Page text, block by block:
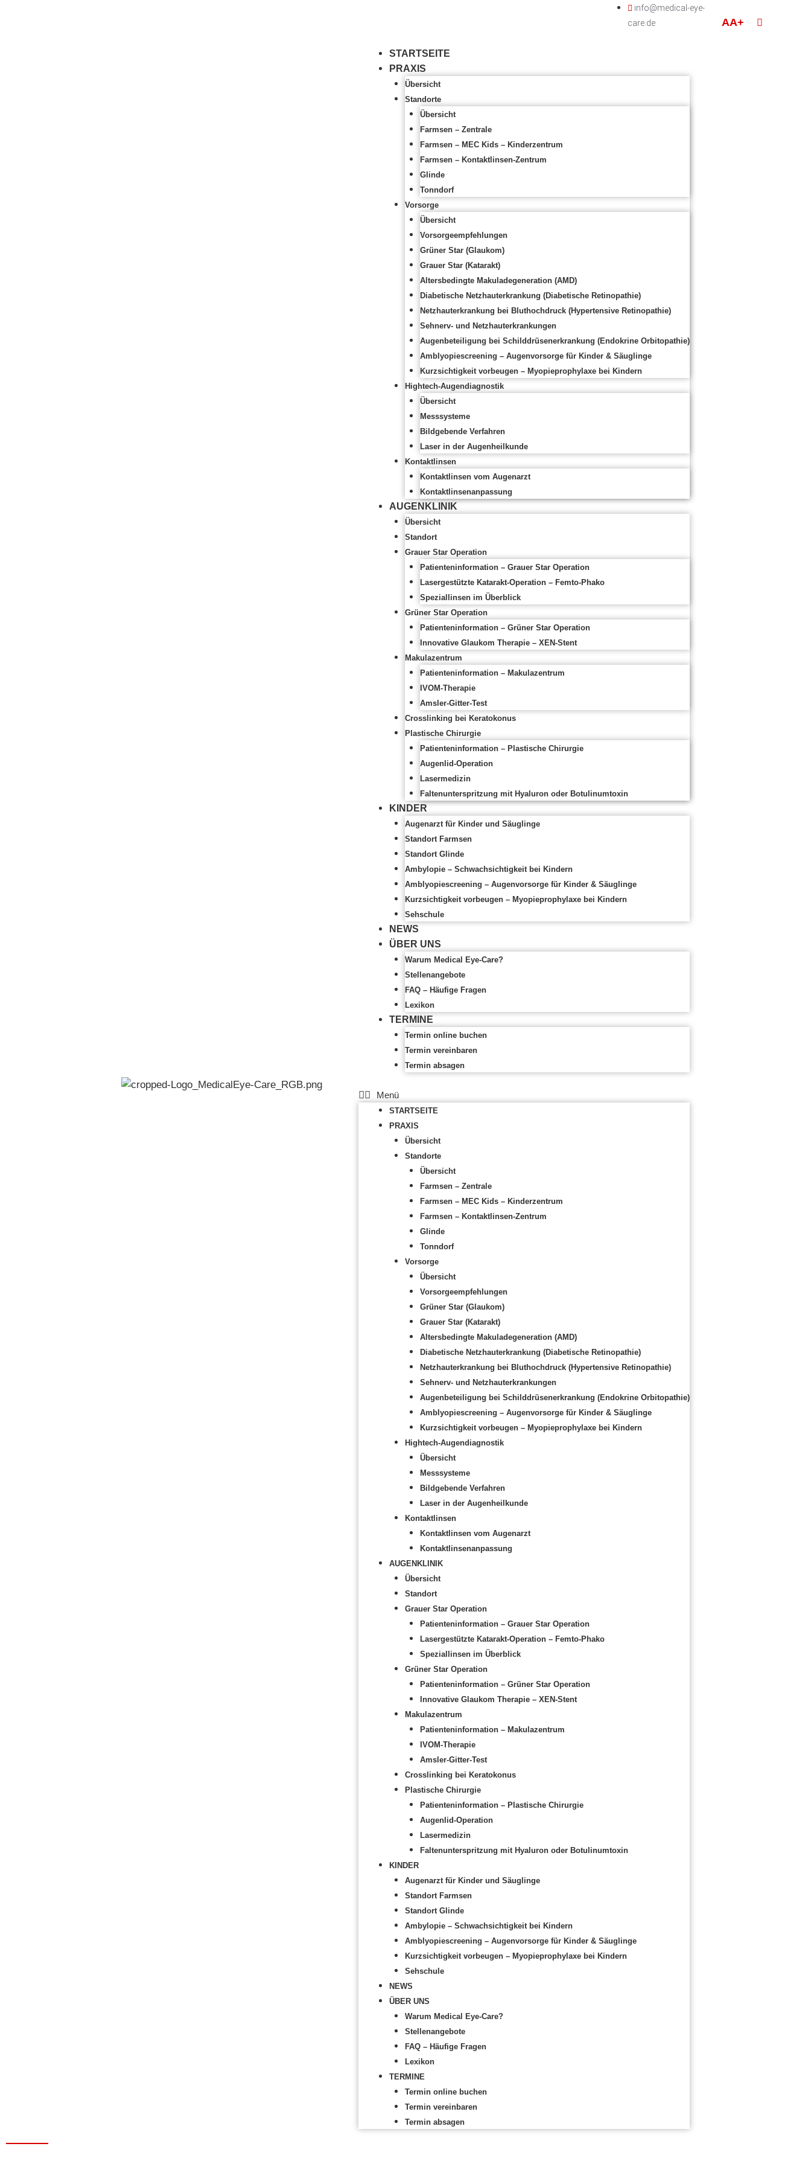
info@medical-eye-
care.de
AA+
STARTSEITE
PRAXIS
Übersicht
Standorte
Übersicht
Farmsen – Zentrale
Farmsen – MEC Kids – Kinderzentrum
Farmsen – Kontaktlinsen-Zentrum
Glinde
Tonndorf
Vorsorge
Übersicht
Vorsorgeempfehlungen
Grüner Star (Glaukom)
Grauer Star (Katarakt)
Altersbedingte Makuladegeneration (AMD)
Diabetische Netzhauterkrankung (Diabetische Retinopathie)
Netzhauterkrankung bei Bluthochdruck (Hypertensive Retinopathie)
Sehnerv- und Netzhauterkrankungen
Augenbeteiligung bei Schilddrüsenerkrankung (Endokrine Orbitopathie)
Amblyopiescreening – Augenvorsorge für Kinder & Säuglinge
Kurzsichtigkeit vorbeugen – Myopieprophylaxe bei Kindern
Hightech-Augendiagnostik
Übersicht
Messsysteme
Bildgebende Verfahren
Laser in der Augenheilkunde
Kontaktlinsen
Kontaktlinsen vom Augenarzt
Kontaktlinsenanpassung
AUGENKLINIK
Übersicht
Standort
Grauer Star Operation
Patienteninformation – Grauer Star Operation
Lasergestützte Katarakt-Operation – Femto-Phako
Speziallinsen im Überblick
Grüner Star Operation
Patienteninformation – Grüner Star Operation
Innovative Glaukom Therapie – XEN-Stent
Makulazentrum
Patienteninformation – Makulazentrum
IVOM-Therapie
Amsler-Gitter-Test
Crosslinking bei Keratokonus
Plastische Chirurgie
Patienteninformation – Plastische Chirurgie
Augenlid-Operation
Lasermedizin
Faltenunterspritzung mit Hyaluron oder Botulinumtoxin
KINDER
Augenarzt für Kinder und Säuglinge
Standort Farmsen
Standort Glinde
Ambylopie – Schwachsichtigkeit bei Kindern
Amblyopiescreening – Augenvorsorge für Kinder & Säuglinge
Kurzsichtigkeit vorbeugen – Myopieprophylaxe bei Kindern
Sehschule
NEWS
ÜBER UNS
Warum Medical Eye-Care?
Stellenangebote
FAQ – Häufige Fragen
Lexikon
TERMINE
Termin online buchen
Termin vereinbaren
Termin absagen
STARTSEITE
PRAXIS
Übersicht
Standorte
Übersicht
Farmsen – Zentrale
Farmsen – MEC Kids – Kinderzentrum
Farmsen – Kontaktlinsen-Zentrum
Glinde
Tonndorf
Vorsorge
Übersicht
Vorsorgeempfehlungen
Grüner Star (Glaukom)
Grauer Star (Katarakt)
Altersbedingte Makuladegeneration (AMD)
Diabetische Netzhauterkrankung (Diabetische Retinopathie)
Netzhauterkrankung bei Bluthochdruck (Hypertensive Retinopathie)
Sehnerv- und Netzhauterkrankungen
Augenbeteiligung bei Schilddrüsenerkrankung (Endokrine Orbitopathie)
Amblyopiescreening – Augenvorsorge für Kinder & Säuglinge
Kurzsichtigkeit vorbeugen – Myopieprophylaxe bei Kindern
Hightech-Augendiagnostik
Übersicht
Messsysteme
Bildgebende Verfahren
Laser in der Augenheilkunde
Kontaktlinsen
Kontaktlinsen vom Augenarzt
Kontaktlinsenanpassung
AUGENKLINIK
Übersicht
Standort
Grauer Star Operation
Patienteninformation – Grauer Star Operation
Lasergestützte Katarakt-Operation – Femto-Phako
Speziallinsen im Überblick
Grüner Star Operation
Patienteninformation – Grüner Star Operation
Innovative Glaukom Therapie – XEN-Stent
Makulazentrum
Patienteninformation – Makulazentrum
IVOM-Therapie
Amsler-Gitter-Test
Crosslinking bei Keratokonus
Plastische Chirurgie
Patienteninformation – Plastische Chirurgie
Augenlid-Operation
Lasermedizin
Faltenunterspritzung mit Hyaluron oder Botulinumtoxin
KINDER
Augenarzt für Kinder und Säuglinge
Standort Farmsen
Standort Glinde
Ambylopie – Schwachsichtigkeit bei Kindern
Amblyopiescreening – Augenvorsorge für Kinder & Säuglinge
Kurzsichtigkeit vorbeugen – Myopieprophylaxe bei Kindern
Sehschule
NEWS
ÜBER UNS
Warum Medical Eye-Care?
Stellenangebote
FAQ – Häufige Fragen
Lexikon
TERMINE
Termin online buchen
Termin vereinbaren
Termin absagen